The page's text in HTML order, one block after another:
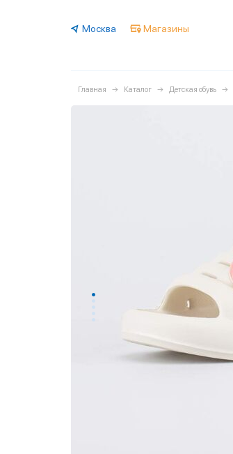
Москва Магазины
Главная Каталог Детская обувь